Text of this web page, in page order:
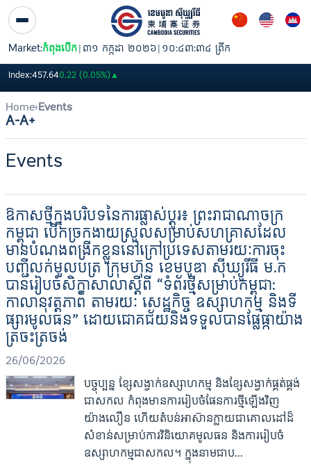
Market:កំពុងបើក|៣១ កក្កដា ២០២៦|១០:៤៣:៣៤ ព្រឹក
Index:457.640.22 (0.05%)▲
PWSA6,360GTI8,200PPAP13,140PPSP1,170PAS
Skip to Content
HomeEvents
A-A+
Events
ឱកាសថ្មីក្នុងបរិបទនៃការផ្លាស់ប្តូរ៖ ព្រះរាជាណាចក្រ
កម្ពុជា បើកច្រកងាយស្រួលសម្រាប់សហគ្រាសដែល
មានបំណងពង្រីកខ្លួននៅក្រៅប្រទេសតាមរយៈការចុះ
បញ្ជីលក់មូលបត្រ ក្រុមហ៊ុន ខេមបូឌា ស៊ីឃ្យួរឹធី ម.ក
បានរៀបចំសិក្ខាសាលាស្ដីពី “ទំព័រថ្មីសម្រាប់កម្ពុជា:
កាលានុវត្តភាព តាមរយៈ សេដ្ឋកិច្ច ឧស្សាហកម្ម និងទី
ផ្សារមូលធន” ដោយជោគជ័យនិងទទួលបានផ្លែផ្កាយ៉ាង
ត្រចះត្រចង់
26/06/2026
បច្ចុប្បន្ន ខ្សែសង្វាក់ឧស្សាហកម្ម និងខ្សែសង្វាក់ផ្គត់ផ្គង់
ជាសកល កំពុងមានការរៀបចំផែនការថ្មីឡើងវិញ
យ៉ាងលឿន ហើយតំបន់អាស៊ានក្លាយជាគោលដៅដ៏
សំខាន់សម្រាប់ការវិនិយោគមូលធន និងការរៀបចំ
ឧស្សាហកម្មជាសកល។ ក្នុងនាមជាប...